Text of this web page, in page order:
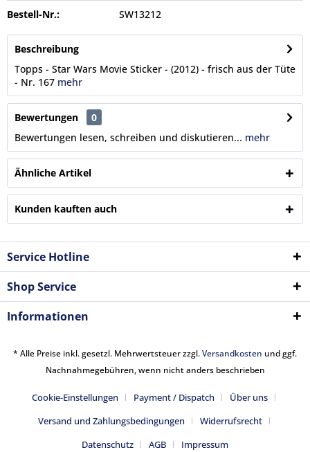
Bestell-Nr.: SW13212
Beschreibung
Topps - Star Wars Movie Sticker - (2012) - frisch aus der Tüte
- Nr. 167 mehr
Bewertungen
0
Bewertungen lesen, schreiben und diskutieren... mehr
Ähnliche Artikel
Kunden kauften auch
Service Hotline
Shop Service
Informationen
* Alle Preise inkl. gesetzl. Mehrwertsteuer zzgl.Versandkosten und ggf.
Nachnahmegebühren, wenn nicht anders beschrieben
Cookie-Einstellungen Payment / Dispatch
Über uns
Versand und Zahlungsbedingungen
Widerrufsrecht
Datenschutz
AGB Impressum